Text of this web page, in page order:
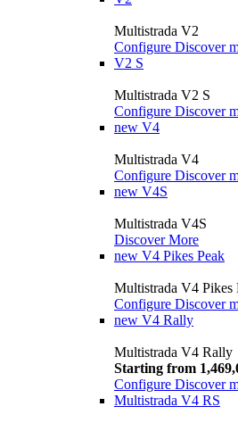
Multistrada V2
Configure Discover
V2 S
Multistrada V2 S
Configure Discover
new V4
Multistrada V4
Configure Discover
new V4S
Multistrada V4S
Discover More
new V4 Pikes Peak
Multistrada V4 Pikes
Configure Discover
new V4 Rally
Multistrada V4 Rally
Starting from
Configure Discover
Multistrada V4 RS